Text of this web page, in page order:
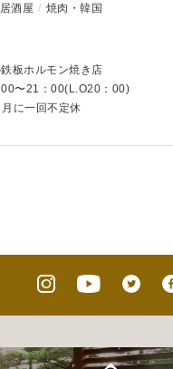
居酒屋 焼肉・韓国
板ホルモン焼き店
〜21：00(L.O20：00)
に一回不定休